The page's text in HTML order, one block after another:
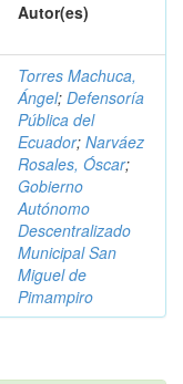
Autor(es)
Torres Machuca,
Ángel; Defensoría
Pública del
Ecuador; Narváez
Rosales, Óscar;
Gobierno
Autónomo
Descentralizado
Municipal San
Miguel de
Pimampiro